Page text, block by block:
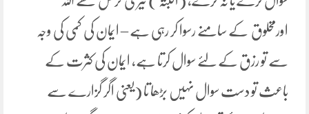
اورمخلوق کے سامنے رسوا کر رہی ہے – ایمان کی کمی کی وجہ
سے تو رزق کے لئے سوال کرتا ہے، ایمان کی کثرت کے
باعث تو دست سوال نہیں بڑھا تا (یعنی اگر گزارے سے